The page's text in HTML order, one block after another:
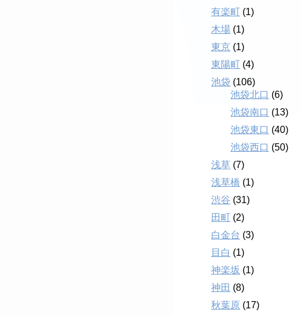
有楽町 (1)
木場 (1)
東京 (1)
東陽町 (4)
池袋 (106)
池袋北口 (6)
池袋南口 (13)
池袋東口 (40)
池袋西口 (50)
浅草 (7)
浅草橋 (1)
渋谷 (31)
田町 (2)
白金台 (3)
目白 (1)
神楽坂 (1)
神田 (8)
秋葉原 (17)